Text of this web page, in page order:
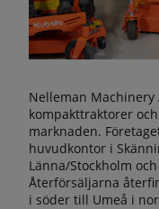
Nelleman
kompakttraktorer
marknaden.
huvudkontor i
Länna/Stockholm
Återförsäljarna
i söder till Umeå i